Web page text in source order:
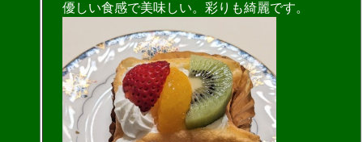
優しい食感で美味しい。彩りも綺麗です。